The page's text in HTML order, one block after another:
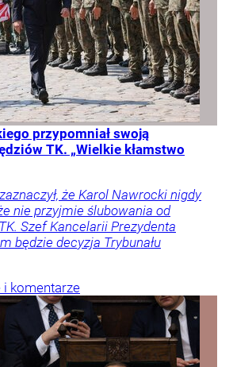
przypomniał swoją
TK. „Wielkie kłamstwo
że Karol Nawrocki nigdy
nie przyjmie ślubowania od
Szef Kancelarii Prezydenta
będzie decyzja Trybunału
i komentarze